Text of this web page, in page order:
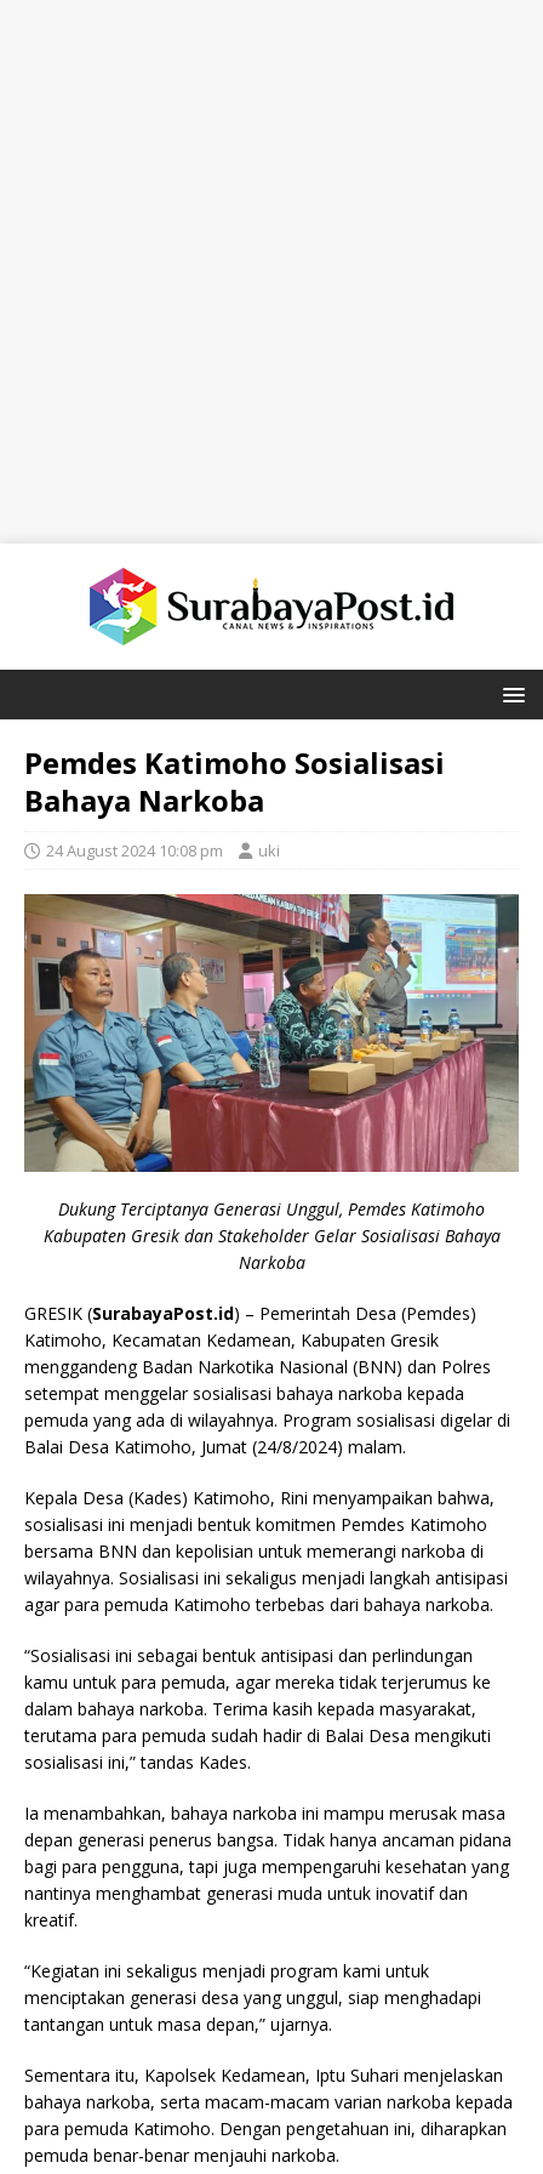
Pemdes Katimoho Sosialisasi
Bahaya Narkoba
24 August 2024 10:08 pm uki
Dukung Terciptanya Generasi Unggul, Pemdes Katimoho
Kabupaten Gresik dan Stakeholder Gelar Sosialisasi Bahaya
Narkoba
GRESIK (SurabayaPost.id) – Pemerintah Desa (Pemdes)
Katimoho, Kecamatan Kedamean, Kabupaten Gresik
menggandeng Badan Narkotika Nasional (BNN) dan Polres
setempat menggelar sosialisasi bahaya narkoba kepada
pemuda yang ada di wilayahnya. Program sosialisasi digelar di
Balai Desa Katimoho, Jumat (24/8/2024) malam.
Kepala Desa (Kades) Katimoho, Rini menyampaikan bahwa,
sosialisasi ini menjadi bentuk komitmen Pemdes Katimoho
bersama BNN dan kepolisian untuk memerangi narkoba di
wilayahnya. Sosialisasi ini sekaligus menjadi langkah antisipasi
agar para pemuda Katimoho terbebas dari bahaya narkoba.
“Sosialisasi ini sebagai bentuk antisipasi dan perlindungan
kamu untuk para pemuda, agar mereka tidak terjerumus ke
dalam bahaya narkoba. Terima kasih kepada masyarakat,
terutama para pemuda sudah hadir di Balai Desa mengikuti
sosialisasi ini,” tandas Kades.
Ia menambahkan, bahaya narkoba ini mampu merusak masa
depan generasi penerus bangsa. Tidak hanya ancaman pidana
bagi para pengguna, tapi juga mempengaruhi kesehatan yang
nantinya menghambat generasi muda untuk inovatif dan
kreatif.
“Kegiatan ini sekaligus menjadi program kami untuk
menciptakan generasi desa yang unggul, siap menghadapi
tantangan untuk masa depan,” ujarnya.
Sementara itu, Kapolsek Kedamean, Iptu Suhari menjelaskan
bahaya narkoba, serta macam-macam varian narkoba kepada
para pemuda Katimoho. Dengan pengetahuan ini, diharapkan
pemuda benar-benar menjauhi narkoba.